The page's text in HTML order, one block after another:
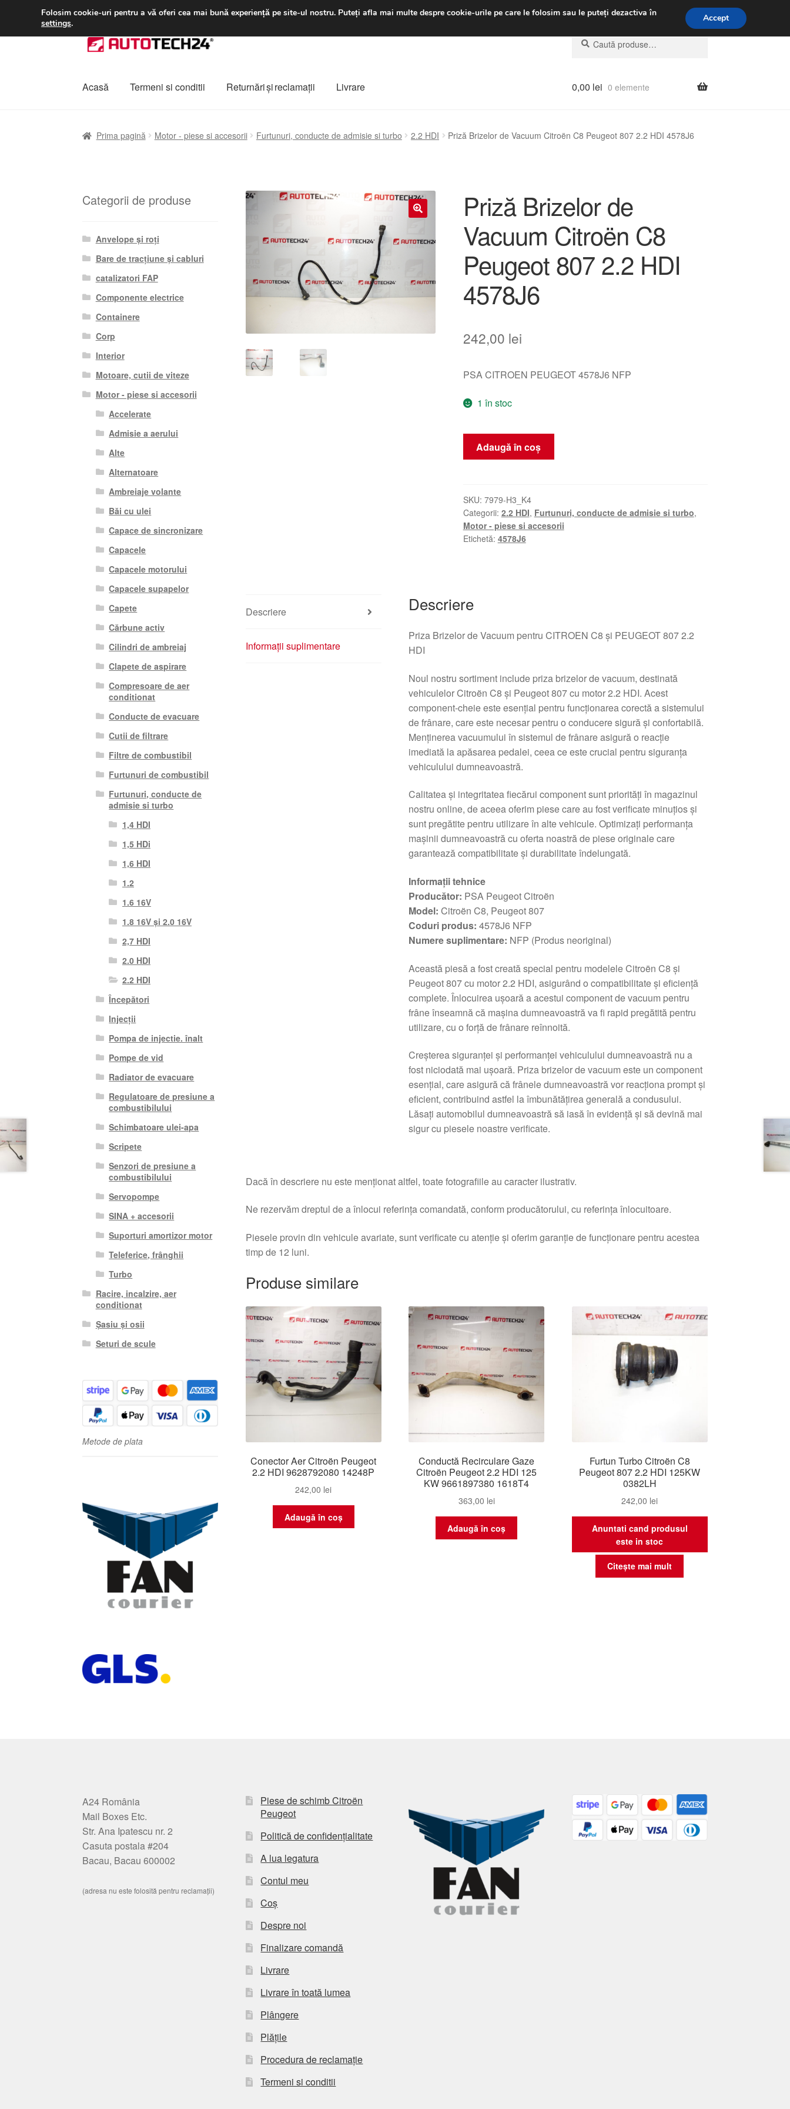
LIVRARE de la 33 lei luni-vineri 9 a.m. - 4 p.m.031 229 6816
Sari
la
Sari
la
Caută
după:
Caută
Acasă Termeni si conditii Returnări şi reclamații Livrare 0,00 lei 0 elemente
Prima pagină Motor - piese si accesorii Furtunuri, conducte de admisie si turbo 2.2 HDI Priză Brizelor de Vacuum Citroën C8 Peugeot 807 2.2 HDI 4578J6
Priză Brizelor de
Vacuum Citroën C8
Peugeot 807 2.2 HDI
4578J6
242,00 lei
PSA CITROEN PEUGEOT 4578J6 NFP
1 în stoc
Cantitate
Priză
Vacuum
Citroën
C8
Peugeot
4578J6
Adaugă în coș
SKU: 7979-H3_K4
Categorii: 2.2 HDI, Furtunuri, conducte de admisie si turbo,
Motor - piese si accesorii
Etichetă: 4578J6
Descriere
Informații suplimentare
Descriere
Priza Brizelor de Vacuum pentru CITROEN C8 și PEUGEOT 807 2.2
HDI
Noul nostru sortiment include priza brizelor de vacuum, destinată
vehiculelor Citroën C8 și Peugeot 807 cu motor 2.2 HDI. Acest
component-cheie este esențial pentru funcționarea corectă a sistemului
de frânare, care este necesar pentru o conducere sigură și confortabilă.
Menținerea vacuumului în sistemul de frânare asigură o reacție
imediată la apăsarea pedalei, ceea ce este crucial pentru siguranța
vehiculului dumneavoastră.
Calitatea și integritatea fiecărui component sunt priorități în magazinul
nostru online, de aceea oferim piese care au fost verificate minuțios și
sunt pregătite pentru utilizare în alte vehicule. Optimizați performanța
mașinii dumneavoastră cu oferta noastră de piese originale care
garantează compatibilitate și durabilitate îndelungată.
Informații tehnice
Producător: PSA Peugeot Citroën
Model: Citroën C8, Peugeot 807
Coduri produs: 4578J6 NFP
Numere suplimentare: NFP (Produs neoriginal)
Această piesă a fost creată special pentru modelele Citroën C8 și
Peugeot 807 cu motor 2.2 HDI, asigurând o compatibilitate și eficiență
complete. Înlocuirea ușoară a acestui component de vacuum pentru
frâne înseamnă că mașina dumneavoastră va fi rapid pregătită pentru
utilizare, cu o forță de frânare reînnoită.
Creșterea siguranței și performanței vehiculului dumneavoastră nu a
fost niciodată mai ușoară. Priza brizelor de vacuum este un component
esențial, care asigură că frânele dumneavoastră vor reacționa prompt și
eficient, contribuind astfel la îmbunătățirea generală a condusului.
Lăsați automobilul dumneavoastră să iasă în evidență și să devină mai
sigur cu piesele noastre verificate.
Dacă în descriere nu este menționat altfel, toate fotografiile au caracter ilustrativ.
Ne rezervăm dreptul de a înlocui referința comandată, conform producătorului, cu referința înlocuitoare.
Piesele provin din vehicule avariate, sunt verificate cu atenție și oferim garanție de funcționare pentru acestea
timp de 12 luni.
Produse similare
Conector Aer Citroën Peugeot
2.2 HDI 9628792080 14248P
242,00 lei
Adaugă în coș
Conductă Recirculare Gaze
Citroën Peugeot 2.2 HDI 125
KW 9661897380 1618T4
363,00 lei
Adaugă în coș
Furtun Turbo Citroën C8
Peugeot 807 2.2 HDI 125KW
0382LH
242,00 lei
Anuntati cand produsul
este in stoc
Citește mai mult
Categorii de produse
Anvelope și roți
Bare de tracțiune și cabluri
catalizatori FAP
Componente electrice
Containere
Corp
Interior
Motoare, cutii de viteze
Motor - piese si accesorii
Accelerate
Admisie a aerului
Alte
Alternatoare
Ambreiaje volante
Băi cu ulei
Capace de sincronizare
Capacele
Capacele motorului
Capacele supapelor
Capete
Cărbune activ
Cilindri de ambreiaj
Clapete de aspirare
Compresoare de aer
conditionat
Conducte de evacuare
Cutii de filtrare
Filtre de combustibil
Furtunuri de combustibil
Furtunuri, conducte de
admisie si turbo
1,4 HDI
1,5 HDi
1,6 HDI
1.2
1.6 16V
1.8 16V și 2.0 16V
2,7 HDI
2.0 HDI
2.2 HDI
Începători
Injecții
Pompa de injectie. înalt
Pompe de vid
Radiator de evacuare
Regulatoare de presiune a
combustibilului
Schimbatoare ulei-apa
Scripete
Senzori de presiune a
combustibilului
Servopompe
SINA + accesorii
Suporturi amortizor motor
Teleferice, frânghii
Turbo
Racire, incalzire, aer
conditionat
Șasiu și osii
Seturi de scule
Metode de plata
A24 România
Mail Boxes Etc.
Str. Ana Ipatescu nr. 2
Casuta postala #204
Bacau, Bacau 600002
(adresa nu este folosită pentru reclamații)
Piese de schimb Citroën
Peugeot
Politică de confidențialitate
A lua legatura
Contul meu
Coș
Despre noi
Finalizare comandă
Livrare
Livrare în toată lumea
Plângere
Plățile
Procedura de reclamație
Termeni si conditii
Folosim cookie-uri pentru a vă oferi cea mai bună experiență pe site-ul nostru. Puteți afla mai multe despre cookie-urile pe care le folosim sau le puteți dezactiva în
settings. Accept